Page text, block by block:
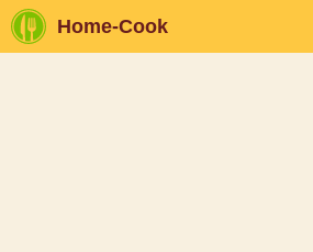
Home-Cook